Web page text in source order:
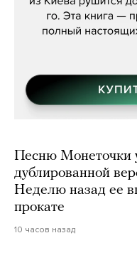
Песню Монеточки
дублированной
Неделю назад ее
прокате
10 часов назад